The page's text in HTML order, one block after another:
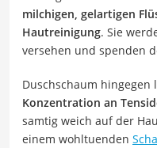
milchigen, gelartigen
Hautreinigung. Sie
versehen und spenden
Duschschaum
Konzentration an
samtig weich auf der
einem wohltuenden